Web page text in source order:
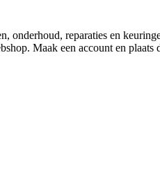
onderhoud, reparaties en
Maak een account en